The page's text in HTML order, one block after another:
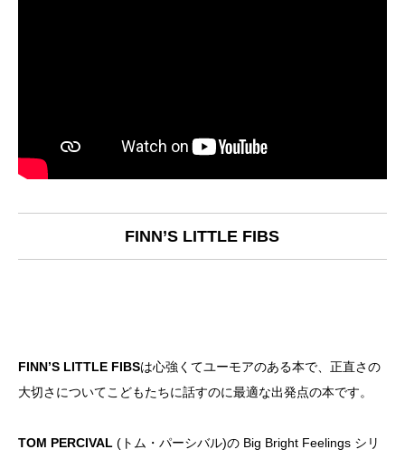
FINN’S LITTLE FIBS
FINN’S LITTLE FIBSは心強くてユーモアのある本で、正直さの
大切さについてこどもたちに話すのに最適な出発点の本です。
TOM PERCIVAL (トム・パーシバル)の Big Bright Feelings シリ